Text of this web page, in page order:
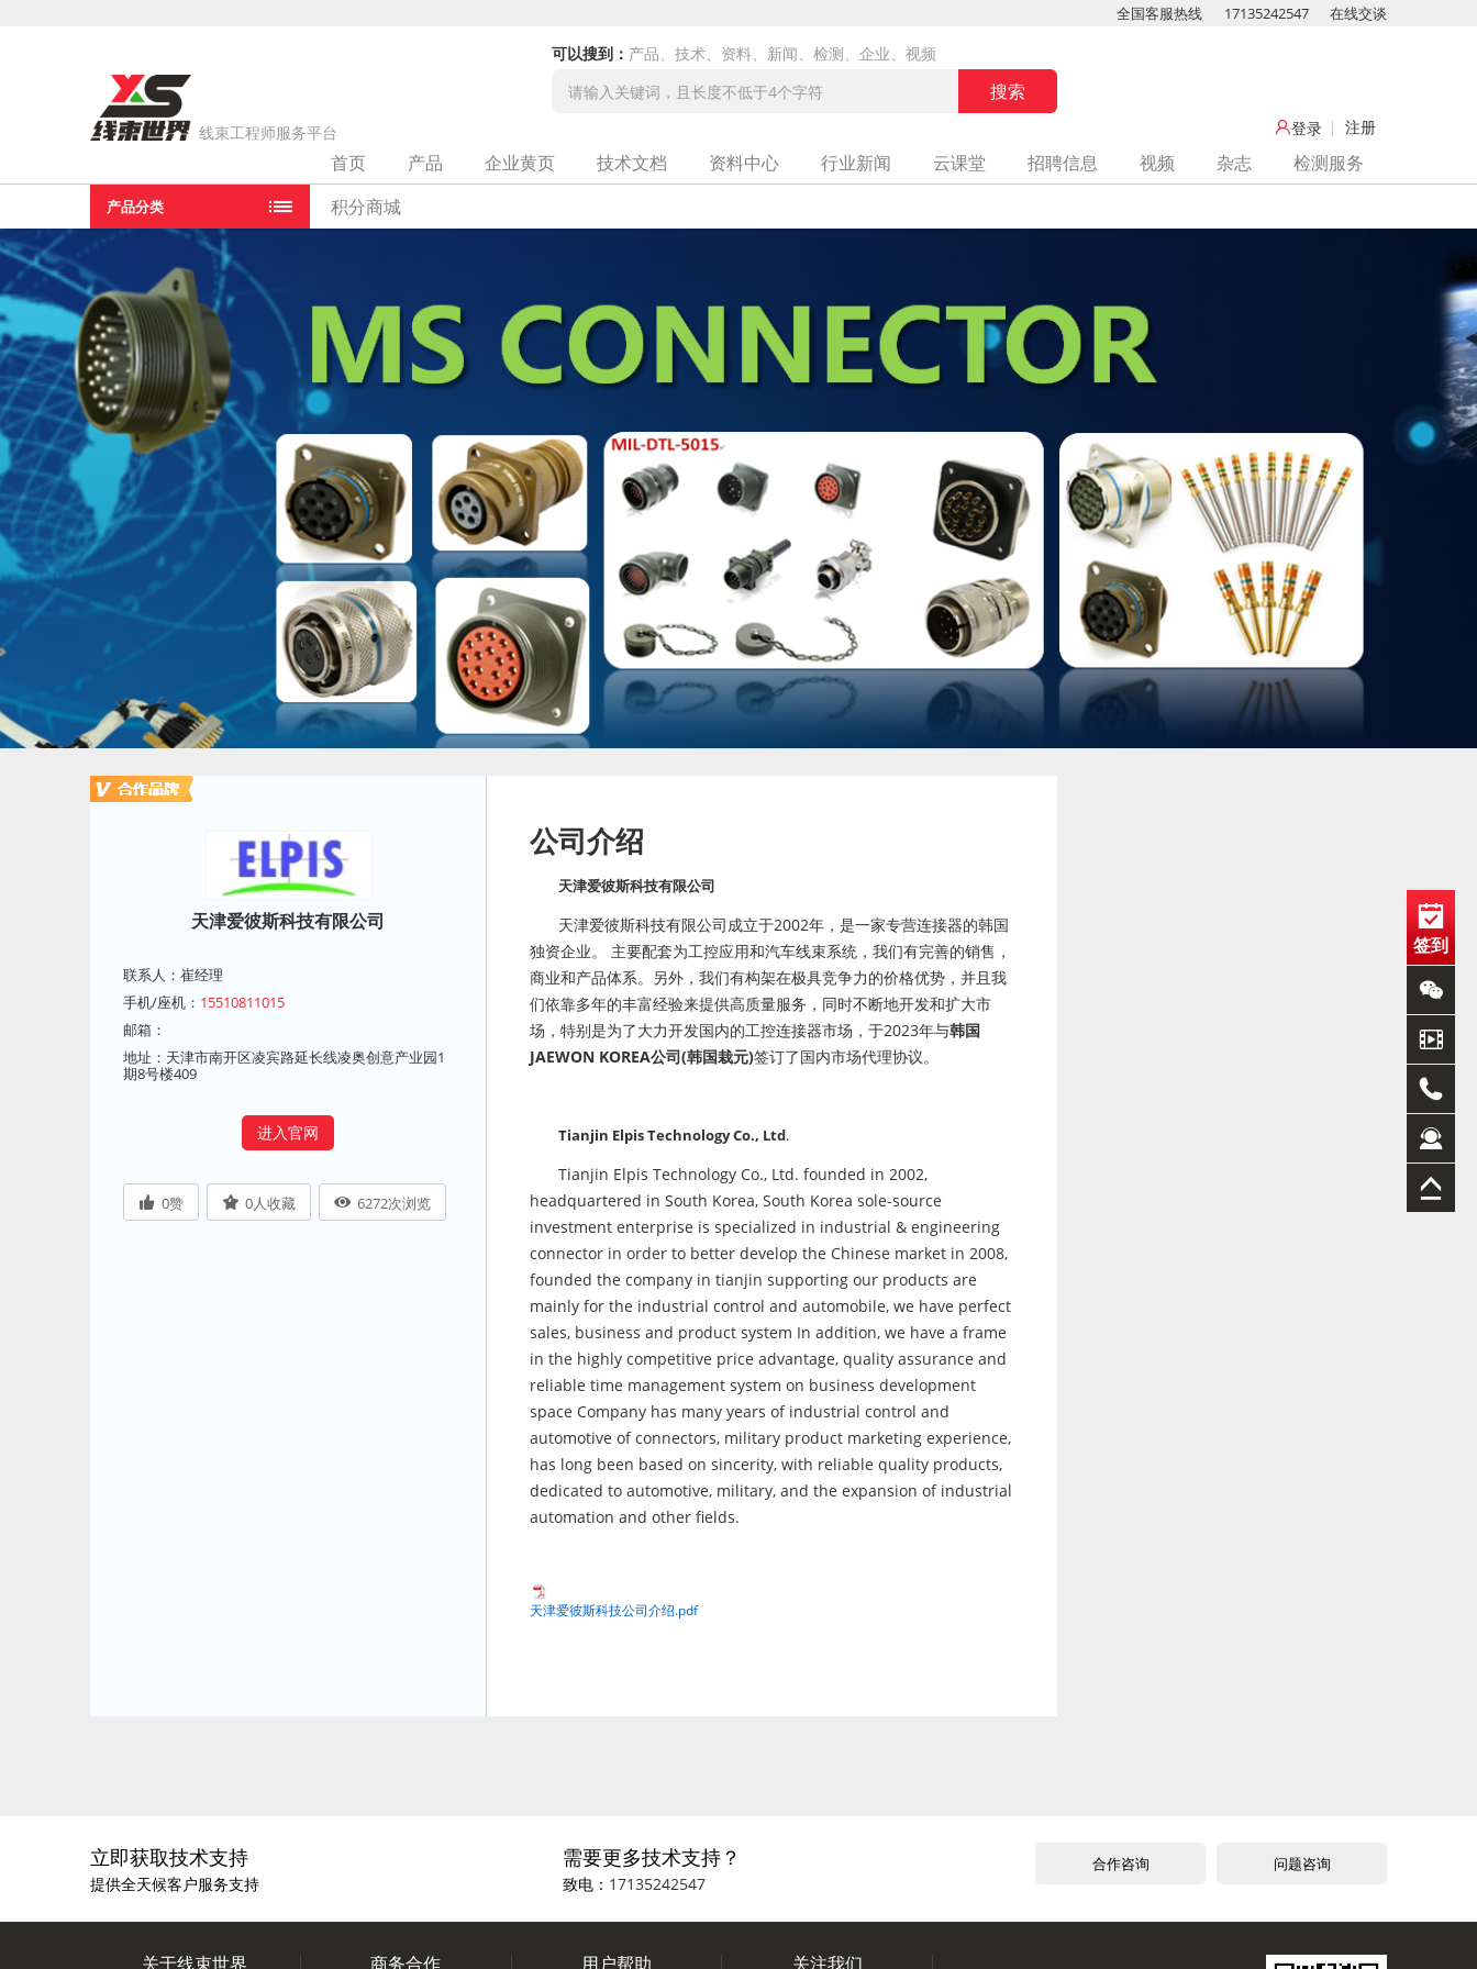
线束工程师服务平台
可以搜到： 产品、技术、资料、新闻、检测、企业、视频
全国客服热线 17135242547 在线交谈
登录 注册
产品分类
首页 产品 企业黄页 技术文档 资料中心 行业新闻 云课堂 招聘信息 视频 杂志
检测服务
积分商城
当前位置： 连接器组件 天津爱彼斯科技有限公司
天津爱彼斯科技有限公司
联系人：崔经理
手机/座机： 15510811015
邮箱：
地址：天津市南开区凌宾路延长线凌奥创意产业园1
期8号楼409
进入官网
0赞 0人收藏 6272次浏览
公司介绍
天津爱彼斯科技有限公司
天津爱彼斯科技有限公司成立于2002年，是一家专营连接器的韩国
独资企业。 主要配套为工控应用和汽车线束系统，我们有完善的销售，
商业和产品体系。另外，我们有构架在极具竞争力的价格优势，并且我
们依靠多年的丰富经验来提供高质量服务，同时不断地开发和扩大市
场，特别是为了大力开发国内的工控连接器市场 ，于2023年与韩国
JAEWON KOREA公司(韩国栽元)签订了国内市场代理协议。
Tianjin Elpis Technology Co., Ltd.
Tianjin Elpis Technology Co., Ltd. founded in 2002,
headquartered in South Korea, South Korea sole-source
investment enterprise is specialized in industrial & engineering
connector in order to better develop the Chinese market in 2008,
founded the company in tianjin supporting our products are
mainly for the industrial control and automobile, we have perfect
sales, business and product system In addition, we have a frame
in the highly competitive price advantage, quality assurance and
reliable time management system on business development
space Company has many years of industrial control and
automotive of connectors, military product marketing experience,
has long been based on sincerity, with reliable quality products,
dedicated to automotive, military, and the expansion of industrial
automation and other fields.
天津爱彼斯科技公司介绍.pdf
立即获取技术支持
提供全天候客户服务支持
需要更多技术支持？
致电： 17135242547
合作咨询 问题咨询
关于线束世界 商务合作 用户帮助 关注我们
签到